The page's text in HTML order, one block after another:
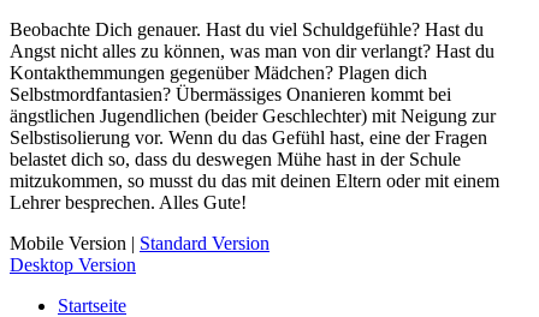
Beobachte Dich genauer. Hast du viel Schuldgefühle? Hast du
Angst nicht alles zu können, was man von dir verlangt? Hast du
Kontakthemmungen gegenüber Mädchen? Plagen dich
Selbstmordfantasien? Übermässiges Onanieren kommt bei
ängstlichen Jugendlichen (beider Geschlechter) mit Neigung zur
Selbstisolierung vor. Wenn du das Gefühl hast, eine der Fragen
belastet dich so, dass du deswegen Mühe hast in der Schule
mitzukommen, so musst du das mit deinen Eltern oder mit einem
Lehrer besprechen. Alles Gute!
Mobile Version | Standard Version
Desktop Version
Startseite